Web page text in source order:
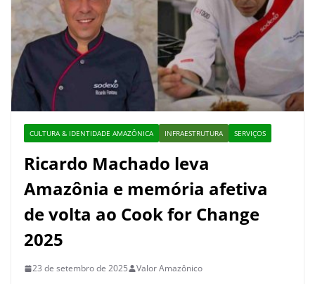
CULTURA & IDENTIDADE AMAZÔNICA INFRAESTRUTURA SERVIÇOS
Ricardo Machado leva
Amazônia e memória afetiva
de volta ao Cook for Change
2025
23 de setembro de 2025 Valor Amazônico